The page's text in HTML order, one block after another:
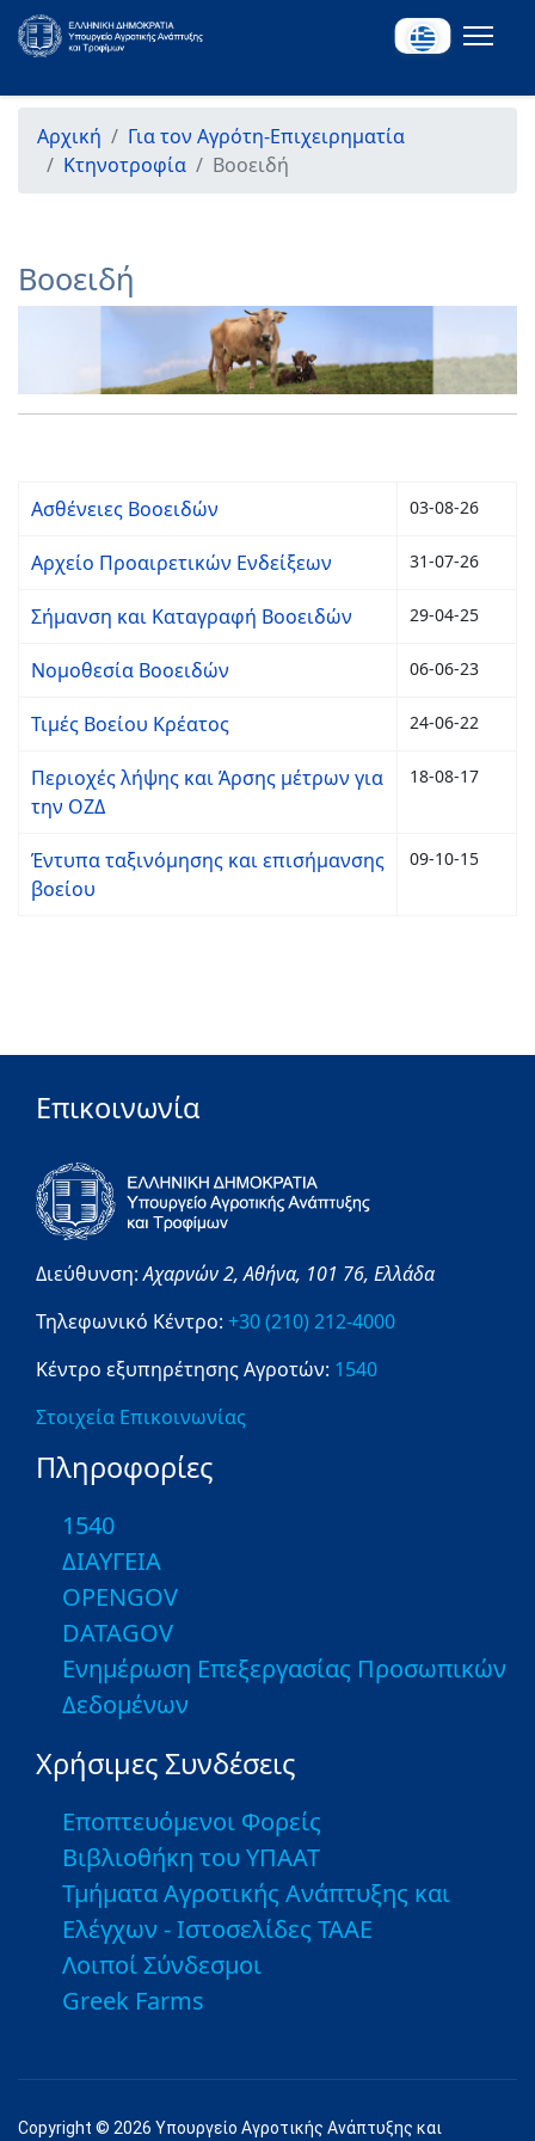
Αρχική
Για τον Αγρότη-Επιχειρηματία
Κτηνοτροφία
Βοοειδή
Βοοειδή
Ασθένειες Βοοειδών 03-08-26
Αρχείο Προαιρετικών Ενδείξεων 31-07-26
Σήμανση και Καταγραφή Βοοειδών 29-04-25
Νομοθεσία Βοοειδών 06-06-23
Τιμές Βοείου Κρέατος 24-06-22
Περιοχές λήψης και Άρσης μέτρων για
την ΟΖΔ
18-08-17
Έντυπα ταξινόμησης και επισήμανσης
βοείου
09-10-15
Επικοινωνία
Διεύθυνση:Αχαρνών 2,Αθήνα, 101 76, Ελλάδα
Τηλεφωνικό Κέντρο: +30 (210) 212-4000
Κέντρο εξυπηρέτησης Αγροτών: 1540
Στοιχεία Επικοινωνίας
Πληροφορίες
1540
ΔΙΑΥΓΕΙΑ
OPENGOV
DATAGOV
Ενημέρωση Επεξεργασίας Προσωπικών
Δεδομένων
Χρήσιμες Συνδέσεις
Εποπτευόμενοι Φορείς
Βιβλιοθήκη του ΥΠΑΑΤ
Τμήματα Αγροτικής Ανάπτυξης και
Ελέγχων - Ιστοσελίδες ΤΑΑΕ
Λοιποί Σύνδεσμοι
Greek Farms
Copyright © 2026 Υπουργείο Αγροτικής Ανάπτυξης και